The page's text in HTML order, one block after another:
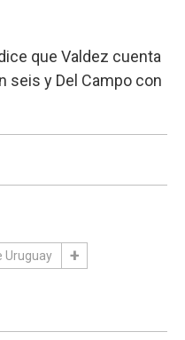
que Valdez cuenta
seis y Del Campo con
Uruguay